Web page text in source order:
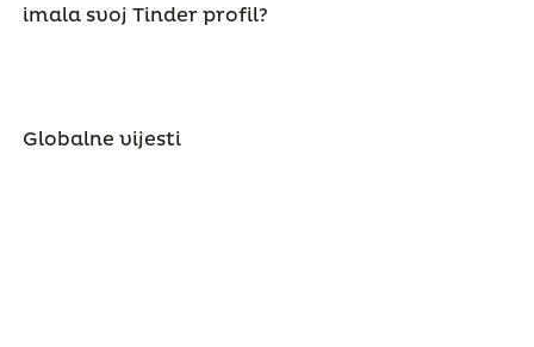
imala svoj Tinder profil?
Globalne vijesti